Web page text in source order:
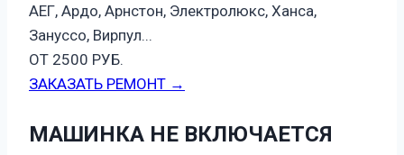
АЕГ, Ардо, Арнстон, Электролюкс, Ханса,
Зануссо, Вирпул...
ОТ 2500 РУБ.
ЗАКАЗАТЬ РЕМОНТ →
МАШИНКА НЕ ВКЛЮЧАЕТСЯ